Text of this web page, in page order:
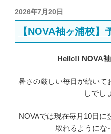
投
稿
2026年7月20日
【NOVA袖ヶ浦校】
Hello!! NOVA袖
暑さの厳しい毎日が続いて
しでし
NOVAでは現在毎月10日に
取れるようにな